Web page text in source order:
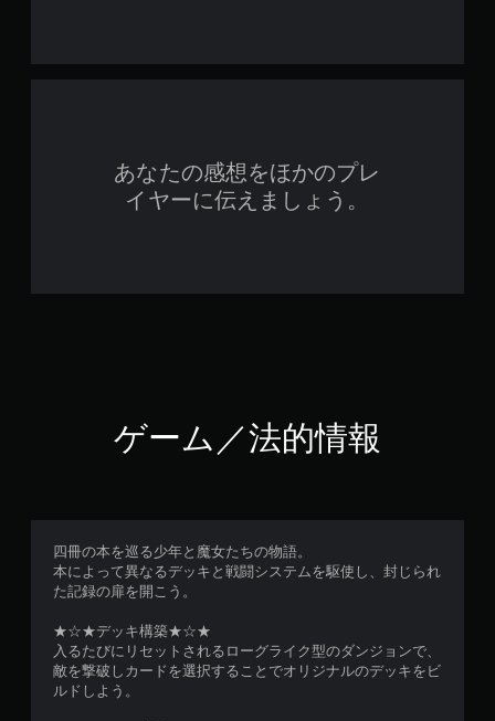
あなたの感想をほかのプレ
イヤーに伝えましょう。
ゲーム／法的情報
四冊の本を巡る少年と魔女たちの物語。
本によって異なるデッキと戦闘システムを駆使し、封じられ
た記録の扉を開こう。
★☆★デッキ構築★☆★
入るたびにリセットされるローグライク型のダンジョンで、
敵を撃破しカードを選択することでオリジナルのデッキをビ
ルドしよう。